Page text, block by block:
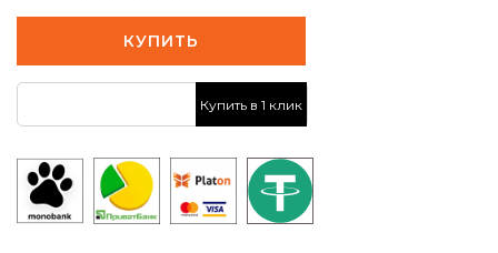
КУПИТЬ
Купить в 1 клик